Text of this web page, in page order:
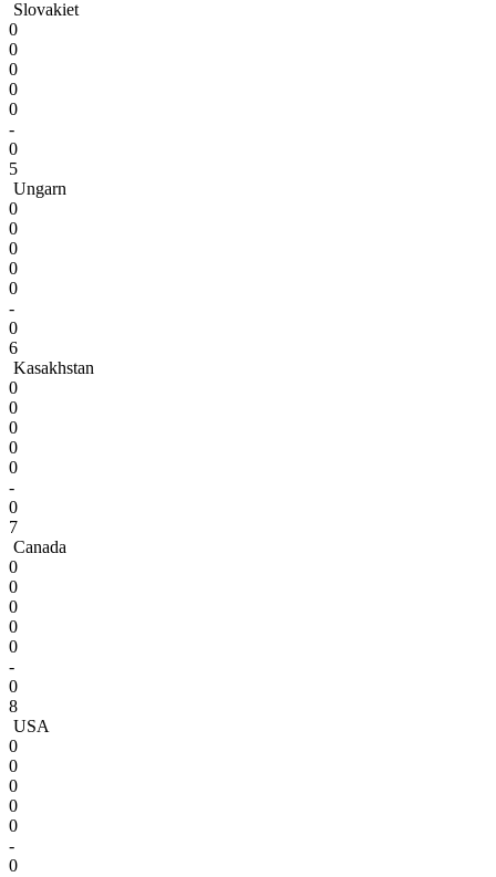
Slovakiet
0
0
0
0
0
-
0
5
Ungarn
0
0
0
0
0
-
0
6
Kasakhstan
0
0
0
0
0
-
0
7
Canada
0
0
0
0
0
-
0
8
USA
0
0
0
0
0
-
0